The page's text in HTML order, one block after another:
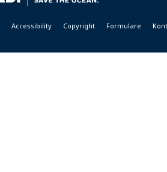
Accessibility Copyright Formulare